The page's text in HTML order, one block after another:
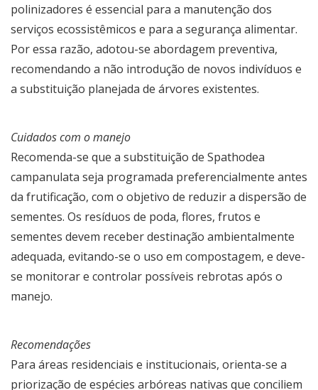
polinizadores é essencial para a manutenção dos
serviços ecossistêmicos e para a segurança alimentar.
Por essa razão, adotou-se abordagem preventiva,
recomendando a não introdução de novos indivíduos e
a substituição planejada de árvores existentes.
Cuidados com o manejo
Recomenda-se que a substituição de Spathodea
campanulata seja programada preferencialmente antes
da frutificação, com o objetivo de reduzir a dispersão de
sementes. Os resíduos de poda, flores, frutos e
sementes devem receber destinação ambientalmente
adequada, evitando-se o uso em compostagem, e deve-
se monitorar e controlar possíveis rebrotas após o
manejo.
Recomendações
Para áreas residenciais e institucionais, orienta-se a
priorização de espécies arbóreas nativas que conciliem